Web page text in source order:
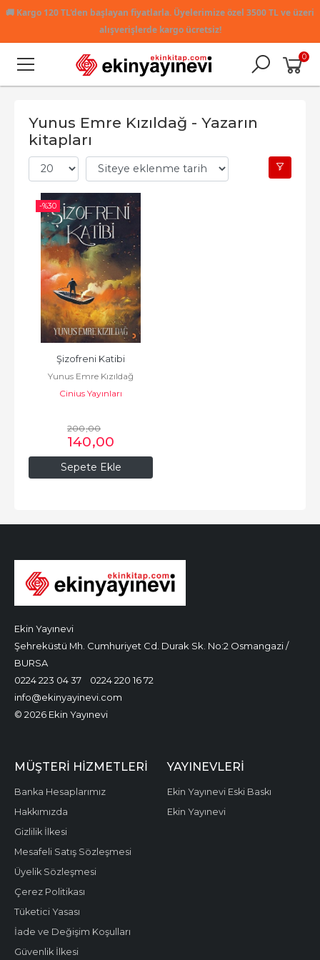
🚚 Kargo 120 TL'den başlayan fiyatlarla. Üyelerimize özel 3500 TL ve üzeri
alışverişlerde kargo ücretsiz!
0
Yunus Emre Kızıldağ - Yazarın
kitapları
-%30
Sepete Ekle
Şizofreni Katibi
Yunus Emre Kızıldağ
Cinius Yayınları
200,00
140,00
Ekin Yayınevi
Şehreküstü Mh. Cumhuriyet Cd. Durak Sk. No:2 Osmangazi /
BURSA
0224 223 04 37
0224 220 16 72
info@ekinyayinevi.com
© 2026 Ekin Yayınevi
MÜŞTERI HIZMETLERI
Banka Hesaplarımız
Hakkımızda
Gizlilik İlkesi
Mesafeli Satış Sözleşmesi
Üyelik Sözleşmesi
Çerez Politikası
Tüketici Yasası
İade ve Değişim Koşulları
Güvenlik İlkesi
YAYINEVLERI
Ekin Yayınevi Eski Baskı
Ekin Yayınevi